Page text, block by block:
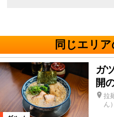
同じエリ
ガ
開
拉
ん）